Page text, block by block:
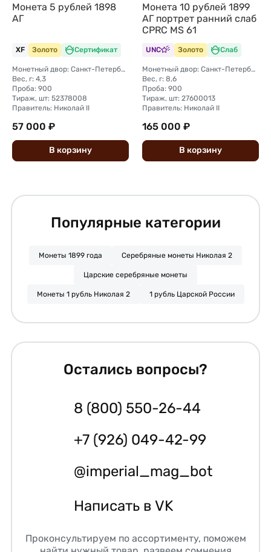
Монета 5 рублей 1898
АГ
XF Золото Сертификат
Монетный двор: Санкт-Петербургский монетный двор
Вес, г: 4,3
Проба: 900
Тираж, шт: 52378008
Правитель: Николай II
57 000 ₽
В корзину
Монета 10 рублей 1899
АГ портрет ранний слаб
CPRC MS 61
UNC Золото Слаб
Монетный двор: Санкт-Петербургский монетный двор
Вес, г: 8,6
Проба: 900
Тираж, шт: 27600013
Правитель: Николай II
165 000 ₽
В корзину
Популярные категории
Монеты 1899 года Серебряные монеты Николая 2
Царские серебряные монеты
Монеты 1 рубль Николая 2 1 рубль Царской России
Остались вопросы?
8 (800) 550-26-44
+7 (926) 049-42-99
@imperial_mag_bot
Написать в VK
Проконсультируем по ассортименту, поможем